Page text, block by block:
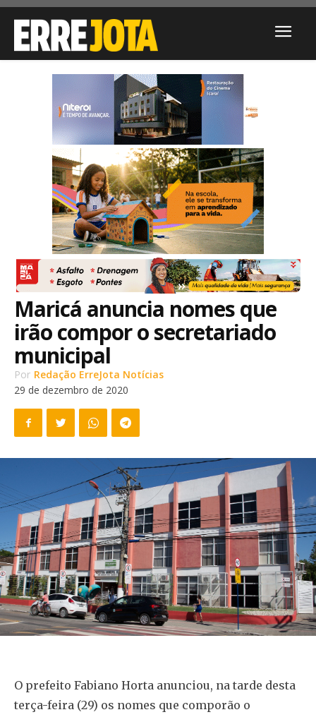
Maricá anuncia nomes que
irão compor o secretariado
municipal
Por Redação ErreJota Notícias
29 de dezembro de 2020
O prefeito Fabiano Horta anunciou, na tarde desta
terça-feira (29) os nomes que comporão o